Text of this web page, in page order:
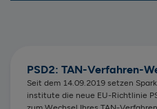
PSD2: TAN-Verfahren-
Seit dem 14.09.2019 setzen
institute die neue EU-Richtlinie